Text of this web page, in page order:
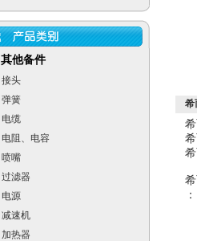
其他备件
接头
弹簧
电缆
电阻、电容
喷嘴
过滤器
电源
减速机
加热器
希
：